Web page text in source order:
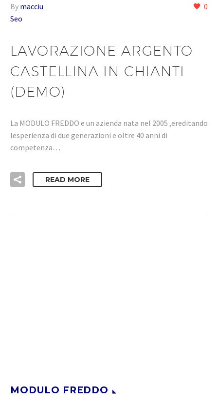
0
By macciu
Seo
LAVORAZIONE ARGENTO
CASTELLINA IN CHIANTI
(DEMO)
La MODULO FREDDO e un azienda nata nel 2005 ,ereditando
lesperienza di due generazioni e oltre 40 anni di
competenza…
READ MORE
MODULO FREDDO